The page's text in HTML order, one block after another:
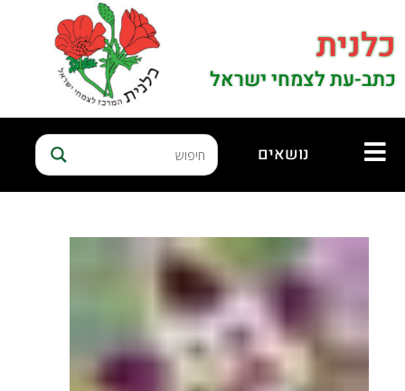
כלנית
כתב-עת לצמחי ישראל
נושאים